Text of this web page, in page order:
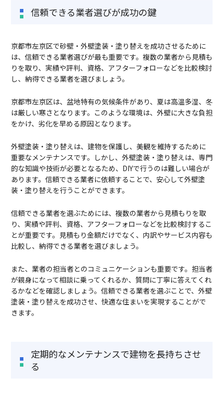
信頼できる業者選びが成功の鍵
京都市左京区で砂壁・外壁塗装・塗り替えを成功させるために
は、信頼できる業者選びが最も重要です。複数の業者から見積も
りを取り、実績や評判、資格、アフターフォローなどを比較検討
し、納得できる業者を選びましょう。
京都市左京区は、盆地特有の気候条件があり、夏は高温多湿、冬
は厳しい寒さとなります。このような環境は、外壁に大きな負担
をかけ、劣化を早める原因となります。
外壁塗装・塗り替えは、建物を保護し、美観を維持するために
重要なメンテナンスです。しかし、外壁塗装・塗り替えは、専門
的な知識や技術が必要となるため、DIYで行うのは難しい場合が
あります。信頼できる業者に依頼することで、安心して外壁塗
装・塗り替えを行うことができます。
信頼できる業者を選ぶためには、複数の業者から見積もりを取
り、実績や評判、資格、アフターフォローなどを比較検討するこ
とが重要です。見積もり金額だけでなく、内訳やサービス内容も
比較し、納得できる業者を選びましょう。
また、業者の担当者とのコミュニケーションも重要です。担当者
が親身になって相談に乗ってくれるか、質問に丁寧に答えてくれ
るかなどを確認しましょう。信頼できる業者を選ぶことで、外壁
塗装・塗り替えを成功させ、快適な住まいを実現することがで
きます。
定期的なメンテナンスで建物を長持ちさせ
る